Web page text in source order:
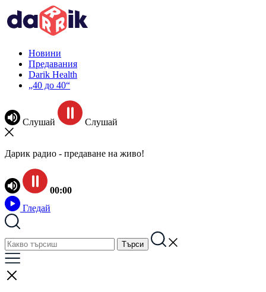
Новини
Предавания
Darik Health
„40 до 40“
Слушай Слушай
Дарик радио - предаване на живо!
00:00
Гледай